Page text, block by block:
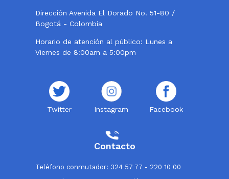
Dirección Avenida El Dorado No. 51-80 /
Bogotá - Colombia
Horario de atención al público: Lunes a
Viernes de 8:00am a 5:00pm
Twitter Instagram Facebook
Contacto
Teléfono conmutador: 324 57 77 - 220 10 00